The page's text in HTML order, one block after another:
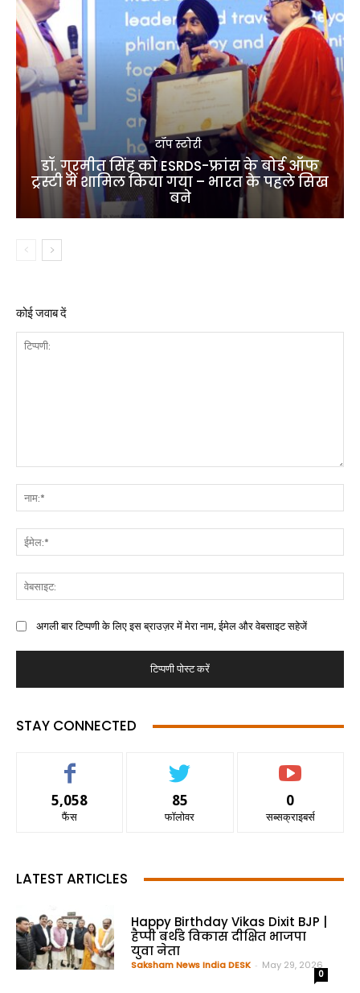
टॉप स्टोरी
डॉ. गुरमीत सिंह को ESRDS-फ्रांस के बोर्ड ऑफ
ट्रस्टी में शामिल किया गया – भारत के पहले सिख
बने
कोई जवाब दें
अगली बार टिप्पणी के लिए इस ब्राउज़र में मेरा नाम, ईमेल और वेबसाइट सहेजें
STAY CONNECTED
5,058
फैंस
85
फॉलोवर
0
सब्सक्राइबर्स
LATEST ARTICLES
Happy Birthday Vikas Dixit BJP |
हैप्पी बर्थडे विकास दीक्षित भाजपा
युवा नेता
Saksham News India DESK - May 29, 2026
0